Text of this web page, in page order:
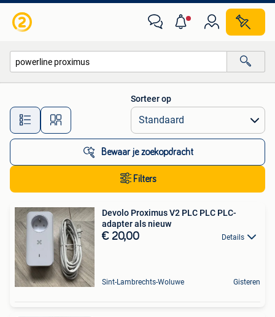
Alle afstanden…
Sorteer op
Bewaar je zoekopdracht
Filters
Devolo Proximus V2 PLC PLC PLC-
adapter als nieuw
€ 20,00 Details
Sint-Lambrechts-Woluwe Gisteren